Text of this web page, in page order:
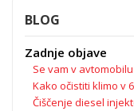
BLOG
Zadnje objave
Se vam v
Kako očistiti klimo v
Čiščenje diesel